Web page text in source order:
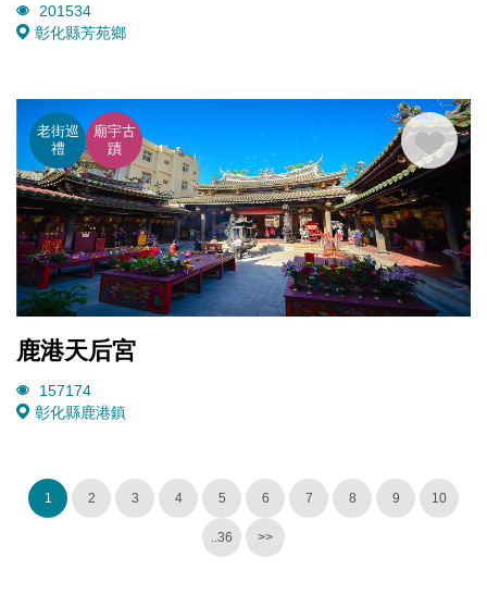
201534
彰化縣芳苑鄉
老街巡
禮
廟宇古
蹟
鹿港天后宮
157174
彰化縣鹿港鎮
1 2 3 4 5 6 7 8 9 10
..36 >>